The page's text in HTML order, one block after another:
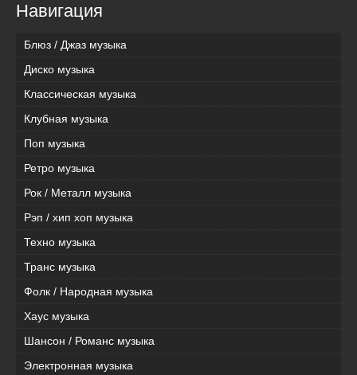
Навигация
Блюз / Джаз музыка
Диско музыка
Классическая музыка
Клубная музыка
Поп музыка
Ретро музыка
Рок / Металл музыка
Рэп / хип хоп музыка
Техно музыка
Транс музыка
Фолк / Народная музыка
Хаус музыка
Шансон / Романс музыка
Электронная музыка